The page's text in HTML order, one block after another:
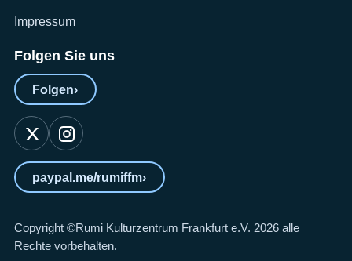
Impressum
Folgen Sie uns
Folgen›
paypal.me/rumiffm›
Copyright ©Rumi Kulturzentrum Frankfurt e.V. 2026 alle
Rechte vorbehalten.